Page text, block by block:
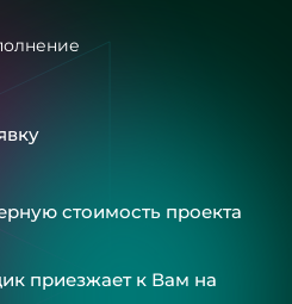
стоимость проекта
приезжает к Вам на